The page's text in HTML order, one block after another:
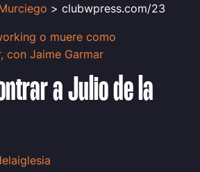
> clubwpress.com/23
o muere como
con Jaime Garmar
a Julio de la